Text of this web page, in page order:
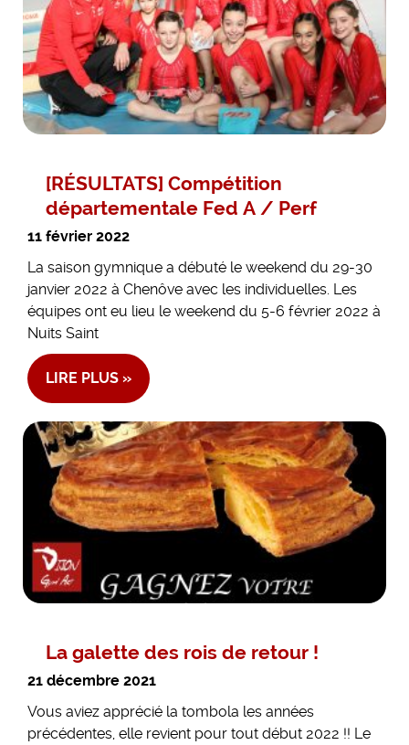
[RÉSULTATS] Compétition
départementale Fed A / Perf
11 février 2022
La saison gymnique a débuté le weekend du 29-30
janvier 2022 à Chenôve avec les individuelles. Les
équipes ont eu lieu le weekend du 5-6 février 2022 à
Nuits Saint
LIRE PLUS »
La galette des rois de retour !
21 décembre 2021
Vous aviez apprécié la tombola les années
précédentes, elle revient pour tout début 2022 !! Le